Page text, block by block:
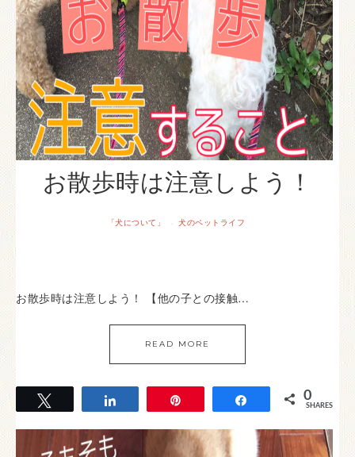
お散歩時は注意しよう！
「犬について」 · 犬のペットライフ
お散歩時は注意しよう！ 【他の子との接触…
READ MORE
Share 0
SHARES